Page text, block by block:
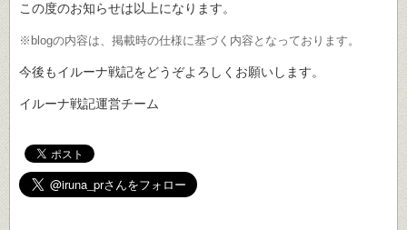
この度のお知らせは以上になります。
※blogの内容は、掲載時の仕様に基づく内容となっております。
今後もイルーナ戦記をどうぞよろしくお願いします。
イルーナ戦記運営チーム